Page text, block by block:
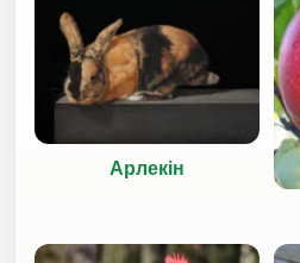
Арлекін